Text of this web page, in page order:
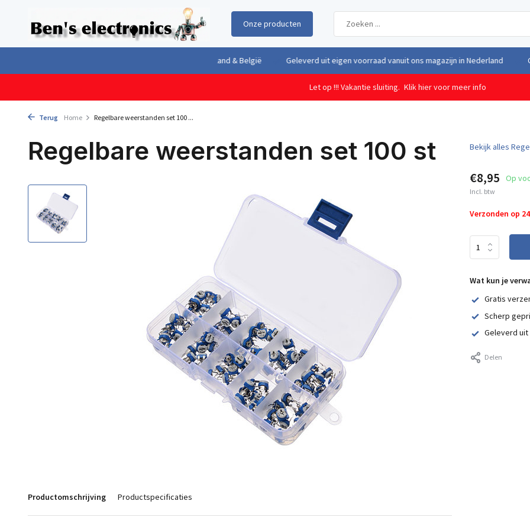
Onze producten
Geleverd uit eigen voorraad vanuit ons magazijn in Nederland Gratis
Let op !!! Vakantie sluiting. Klik hier voor meer info
Terug Home Regelbare weerstanden set 100 ...
Regelbare weerstanden set 100 st
Productomschrijving Productspecificaties
Bekijk alles
€8,95 Op
Incl. btw
Verzonden op
Wat kun je
Gratis
Scherp
Geleverd
Delen